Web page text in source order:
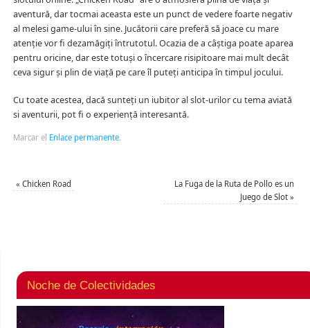
aventură, dar tocmai aceasta este un punct de vedere foarte negativ
al melesi game-ului în sine. Jucătorii care preferă să joace cu mare
atenție vor fi dezamăgiți întrutotul. Ocazia de a câștiga poate aparea
pentru oricine, dar este totuși o încercare risipitoare mai mult decât
ceva sigur și plin de viață pe care îl puteți anticipa în timpul jocului.
Cu toate acestea, dacă sunteți un iubitor al slot-urilor cu tema aviată
si aventurii, pot fi o experiență interesantă.
Marcar el Enlace permanente.
« Chicken Road
La Fuga de la Ruta de Pollo es un
Juego de Slot»
Noche de Colectividades